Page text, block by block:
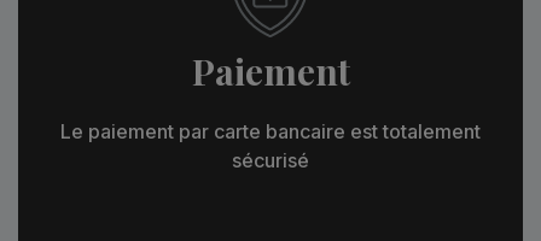
Paiement
Le paiement par carte bancaire est totalement
sécurisé